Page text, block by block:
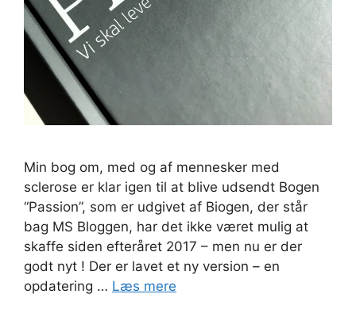
Min bog om, med og af mennesker med
sclerose er klar igen til at blive udsendt Bogen
“Passion”, som er udgivet af Biogen, der står
bag MS Bloggen, har det ikke været mulig at
skaffe siden efteråret 2017 – men nu er der
godt nyt ! Der er lavet et ny version – en
opdatering … Læs mere